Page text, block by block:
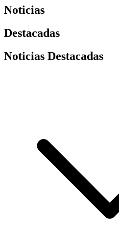
Noticias
Destacadas
Noticias Destacadas